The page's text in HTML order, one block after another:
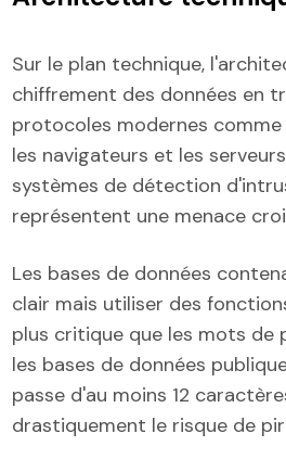
Sur le plan technique,
chiffrement des données en
protocoles modernes comme
les navigateurs et les
systèmes de détection
représentent une menace
Les bases de données
clair mais utiliser des
plus critique que les mots de
les bases de données
passe d'au moins 12
drastiquement le risque de